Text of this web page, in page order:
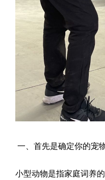
一、首先是确定你的宠
小型动物是指家庭词养